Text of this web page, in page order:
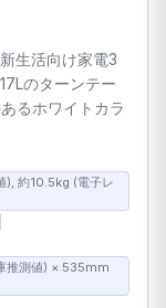
生活向け家電3
のターンテー
るホワイトカラ
), 約10.5kg (電子レ
推測値) × 535mm